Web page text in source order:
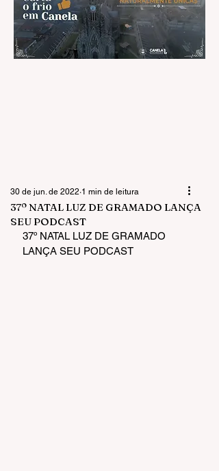
37º NATAL LUZ DE GRAMADO LANÇA
SEU PODCAST
30 de jun. de 2022 1 min de leitura
37º NATAL LUZ DE GRAMADO
LANÇA SEU PODCAST